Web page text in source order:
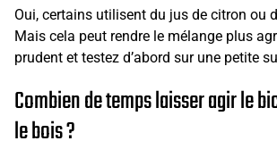
Oui, certains utilisent du jus de citron ou
Mais cela peut rendre le mélange plus
prudent et testez d’abord sur une petite
Combien de temps laisser agir le
le bois ?